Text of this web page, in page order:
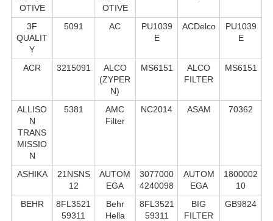
OTIVE
OTIVE
3F
QUALIT
Y
5091 AC
PU1039
E
ACDelco
PU1039
E
ACR 3215091
ALCO
(ZYPER
N)
MS6151
ALCO
FILTER
MS6151
ALLISO
N
TRANS
MISSIO
N
5381
AMC
Filter
NC2014 ASAM 70362
ASHIKA
21NSNS
12
AUTOM
EGA
3077000
4240098
AUTOM
EGA
1800002
10
BEHR
8FL3521
59311
Behr
Hella
8FL3521
59311
BIG
FILTER
GB9824